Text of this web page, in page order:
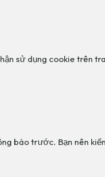
sử dụng cookie trên
báo trước. Bạn nên